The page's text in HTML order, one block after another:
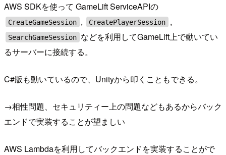
AWS SDKを使って GameLift ServiceAPIの
CreateGameSession , CreatePlayerSession ,
SearchGameSession などを利用してGameLift上で動いてい
るサーバーに接続する。
C#版も動いているので、Unityから叩くこともできる。
→相性問題、セキュリティー上の問題などもあるからバック
エンドで実装することが望ましい
AWS Lambdaを利用してバックエンドを実装することがで